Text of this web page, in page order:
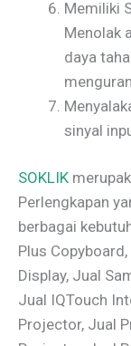
Memiliki
Menolak
daya
sinyal
SOKLIK
Perlengkapan
berbagai
Plus
Display, Jual
Jual IQTouch
Projector, Jual